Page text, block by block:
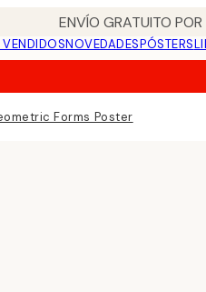
ENVÍO GRATUITO
NOVEDADESPÓSTERS
Forms Poster